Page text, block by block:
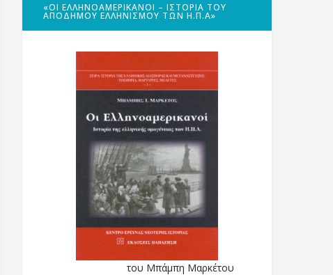
«ΟΙ ΕΛΛΗΝΟΑΜΕΡΙΚΑΝΟΊ – ΙΣΤΟΡΊΑ ΤΟΥ
ΑΠΌΔΗΜΟΥ ΕΛΛΗΝΙΣΜΟΎ ΤΩΝ Η.Π.Α»
του Μπάμπη Μαρκέτου